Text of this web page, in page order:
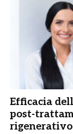
Efficacia
post-
rigenerativo